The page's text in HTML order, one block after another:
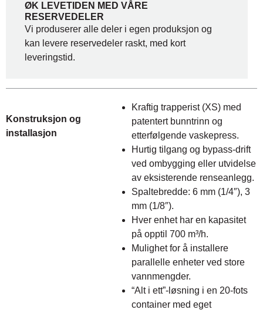
ØK LEVETIDEN MED VÅRE
RESERVEDELER
Vi produserer alle deler i egen produksjon og
kan levere reservedeler raskt, med kort
leveringstid.
Konstruksjon og
installasjon
Kraftig trapperist (XS) med
patentert bunntrinn og
etterfølgende vaskepress.
Hurtig tilgang og bypass-drift
ved ombygging eller utvidelse
av eksisterende renseanlegg.
Spaltebredde: 6 mm (1/4″), 3
mm (1/8″).
Hver enhet har en kapasitet
på opptil 700 m³/h.
Mulighet for å installere
parallelle enheter ved store
vannmengder.
“Alt i ett”-løsning i en 20-fots
container med eget